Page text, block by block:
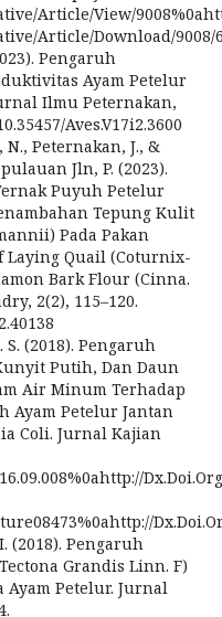
Article/View/
Article/Download/9008/
Pengaruh
Ayam Petelur
Ilmu Peternakan,
Aves.V17i2.3600
Peternakan, J., &
Jln, P. (2023).
Puyuh Petelur
Tepung Kulit
Pada Pakan
Laying Quail (Coturnix-
Bark Flour (Cinna.
2(2), 115–120.
S. (2018). Pengaruh
Putih, Dan Daun
Air Minum Terhadap
Ayam Petelur Jantan
Coli. Jurnal Kajian
(2018). Pengaruh
Grandis Linn. F)
Ayam Petelur. Jurnal